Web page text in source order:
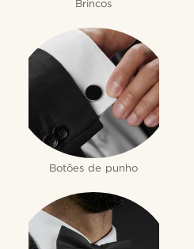
Brincos
Botões de punho